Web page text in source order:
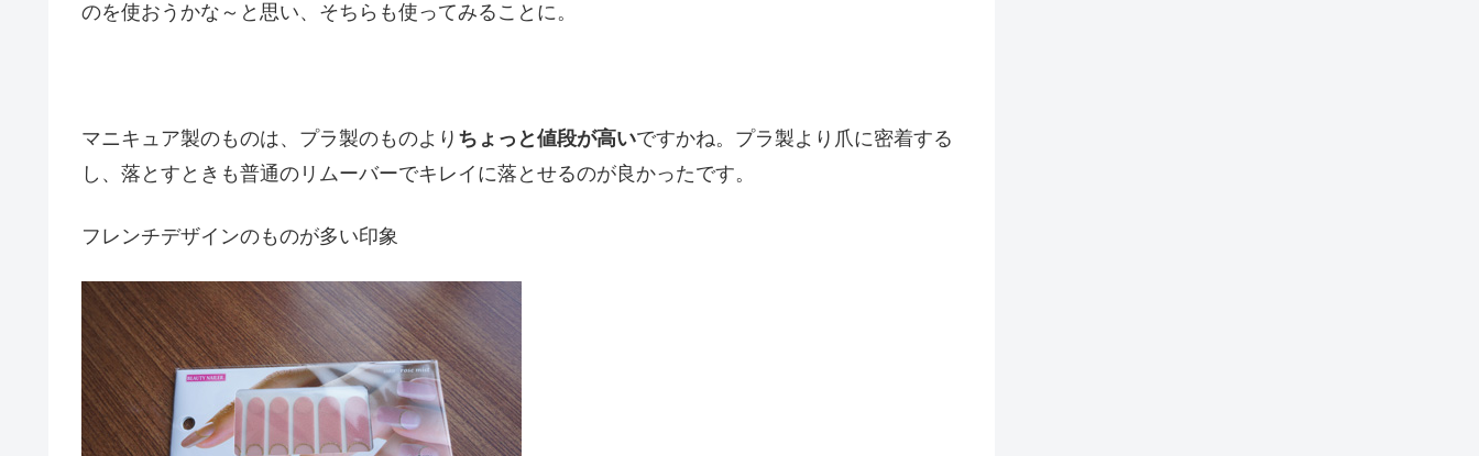
のを使おうかな～と思い、そちらも使ってみることに。
マニキュア製のものは、プラ製のものより ちょっと値段が高いですかね。プラ製より爪に密着する
し、落とすときも普通のリムーバーでキレイに落とせるのが良かったです。
フレンチデザインのものが多い印象